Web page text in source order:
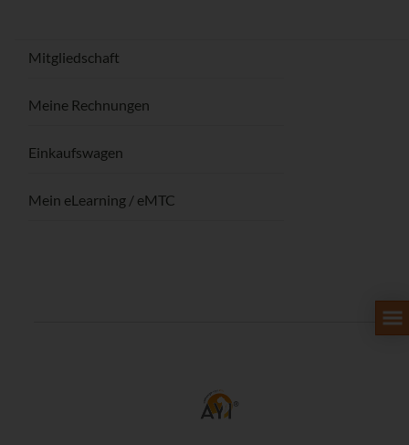
Mitgliedschaft
Meine Rechnungen
Einkaufswagen
Mein eLearning / eMTC